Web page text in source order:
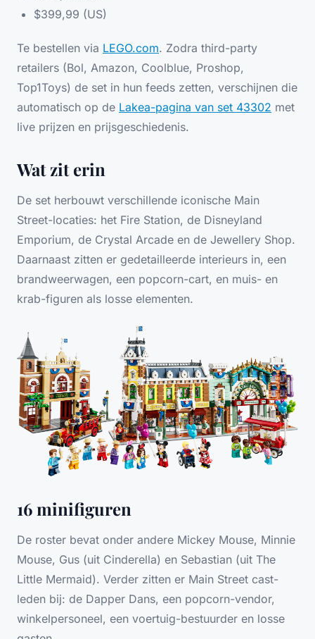
$399,99 (US)
Te bestellen via LEGO.com. Zodra third-party
retailers (Bol, Amazon, Coolblue, Proshop,
Top1Toys) de set in hun feeds zetten, verschijnen die
automatisch op de Lakea-pagina van set 43302 met
live prijzen en prijsgeschiedenis.
Wat zit erin
De set herbouwt verschillende iconische Main
Street-locaties: het Fire Station, de Disneyland
Emporium, de Crystal Arcade en de Jewellery Shop.
Daarnaast zitten er gedetailleerde interieurs in, een
brandweerwagen, een popcorn-cart, en muis- en
krab-figuren als losse elementen.
16 minifiguren
De roster bevat onder andere Mickey Mouse, Minnie
Mouse, Gus (uit Cinderella) en Sebastian (uit The
Little Mermaid). Verder zitten er Main Street cast-
leden bij: de Dapper Dans, een popcorn-vendor,
winkelpersoneel, een voertuig-bestuurder en losse